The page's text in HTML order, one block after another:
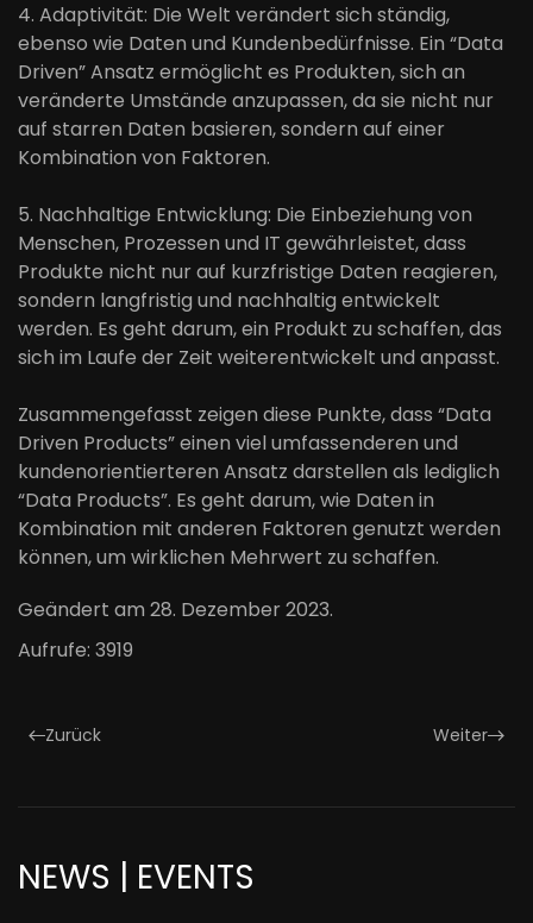
4. Adaptivität: Die Welt verändert sich ständig,
ebenso wie Daten und Kundenbedürfnisse. Ein “Data
Driven” Ansatz ermöglicht es Produkten, sich an
veränderte Umstände anzupassen, da sie nicht nur
auf starren Daten basieren, sondern auf einer
Kombination von Faktoren.
5. Nachhaltige Entwicklung: Die Einbeziehung von
Menschen, Prozessen und IT gewährleistet, dass
Produkte nicht nur auf kurzfristige Daten reagieren,
sondern langfristig und nachhaltig entwickelt
werden. Es geht darum, ein Produkt zu schaffen, das
sich im Laufe der Zeit weiterentwickelt und anpasst.
Zusammengefasst zeigen diese Punkte, dass “Data
Driven Products” einen viel umfassenderen und
kundenorientierteren Ansatz darstellen als lediglich
“Data Products”. Es geht darum, wie Daten in
Kombination mit anderen Faktoren genutzt werden
können, um wirklichen Mehrwert zu schaffen.
Geändert am 28. Dezember 2023.
Aufrufe: 3919
Zurück Weiter
NEWS | EVENTS